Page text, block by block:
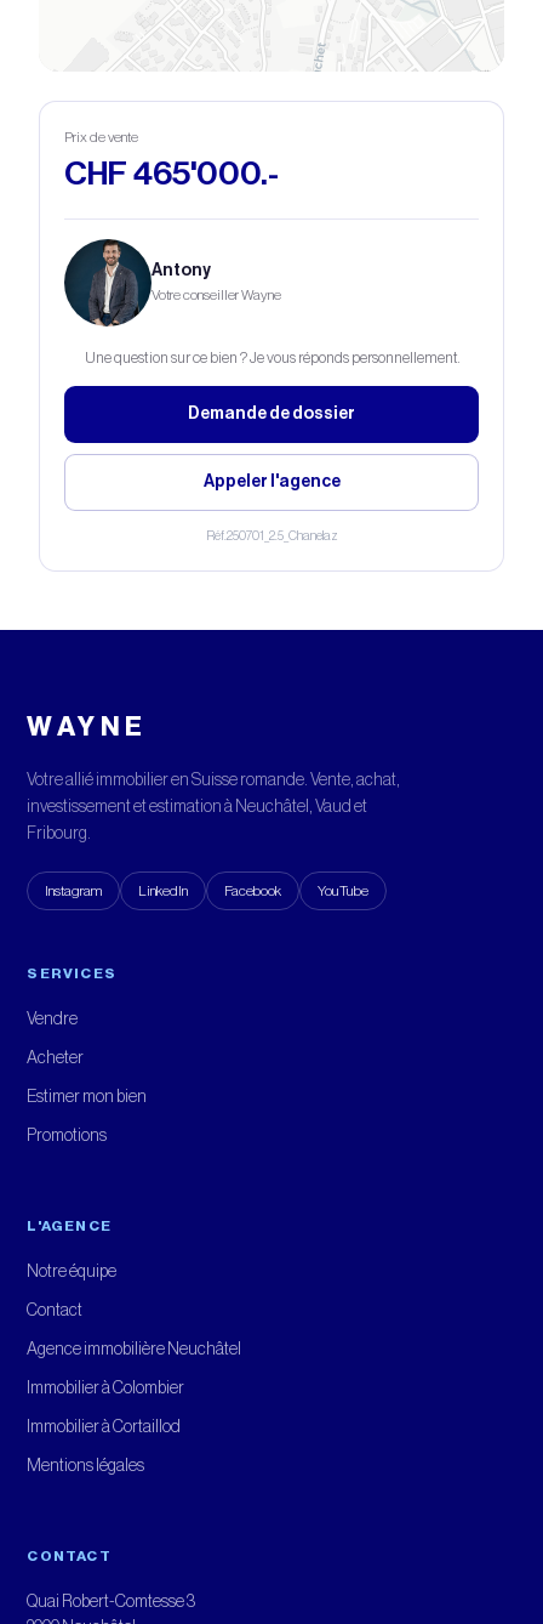
Prix de vente
CHF 465'000.-
Antony
Votre conseiller Wayne
Une question sur ce bien ? Je vous réponds personnellement.
Demande de dossier
Appeler l'agence
Réf.250701_2.5_Chanelaz
WAYNE
Votre allié immobilier en Suisse romande. Vente, achat,
investissement et estimation à Neuchâtel, Vaud et
Fribourg.
Instagram LinkedIn Facebook YouTube
SERVICES
Vendre
Acheter
Estimer mon bien
Promotions
L'AGENCE
Notre équipe
Contact
Agence immobilière Neuchâtel
Immobilier à Colombier
Immobilier à Cortaillod
Mentions légales
CONTACT
Quai Robert-Comtesse 3